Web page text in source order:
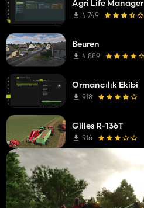
Agri Life Manager
4 749
Beuren
4 889
Ormancılık Ekibi
918
Gilles R-136T
916